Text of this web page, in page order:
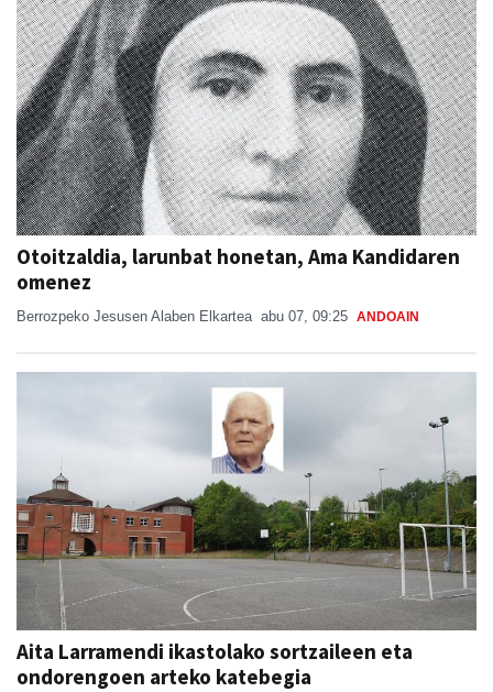
Otoitzaldia, larunbat honetan, Ama Kandidaren
omenez
Berrozpeko Jesusen Alaben Elkartea abu 07, 09:25 ANDOAIN
Aita Larramendi ikastolako sortzaileen eta
ondorengoen arteko katebegia